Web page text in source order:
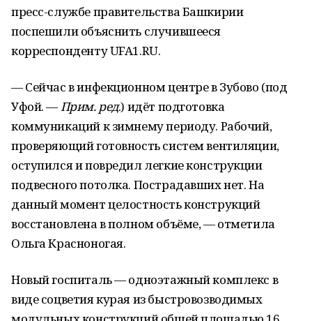
пресс-службе правительства Башкирии
поспешили объяснить случившееся
корреспонденту UFA1.RU.
— Сейчас в инфекционном центре в Зубово (под
Уфой. —Прим. ред.) идёт подготовка
коммуникаций к зимнему периоду. Рабочий,
проверяющий готовность систем вентиляции,
оступился и повредил легкие конструкции
подвесного потолка. Пострадавших нет. На
данный момент целостность конструкций
восстановлена в полном объёме, — отметила
Ольга Красноногая.
Новый госпиталь — одноэтажный комплекс в
виде соцветия курая из быстровозводимых